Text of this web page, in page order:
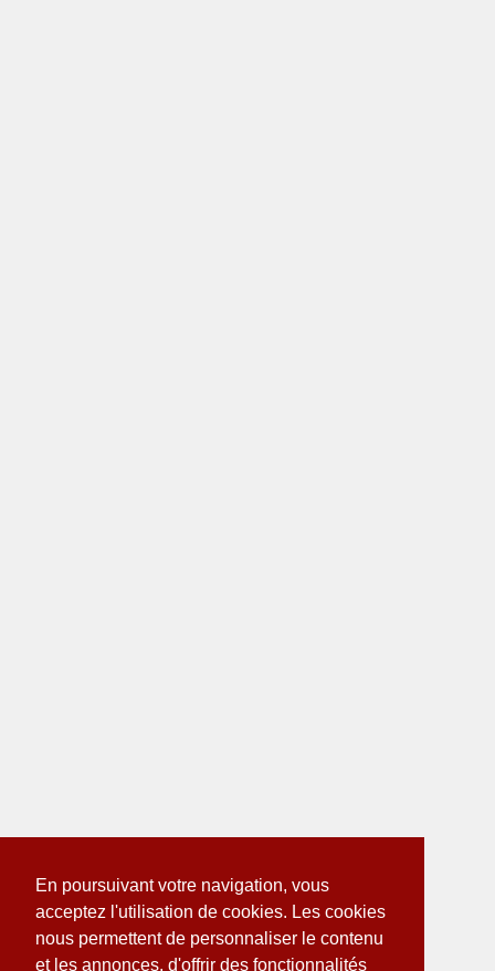
En poursuivant votre navigation, vous
acceptez l'utilisation de cookies. Les cookies
nous permettent de personnaliser le contenu
et les annonces, d'offrir des fonctionnalités